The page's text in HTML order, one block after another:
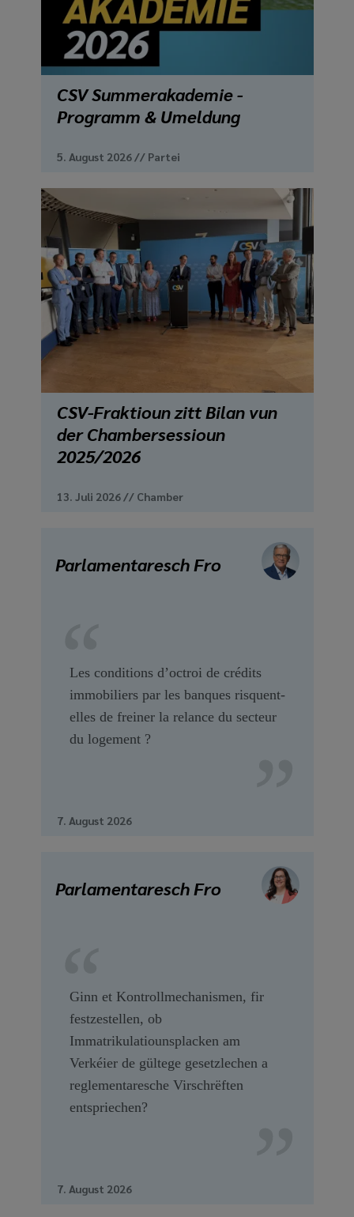
media
links
CSV Summerakademie -
Programm & Umeldung
5. August 2026 // Partei
CSV-Fraktioun zitt Bilan vun
der Chambersessioun
2025/2026
13. Juli 2026 // Chamber
Parlamentaresch Fro
Les conditions d’octroi de crédits
immobiliers par les banques risquent-
elles de freiner la relance du secteur
du logement ?
7. August 2026
Parlamentaresch Fro
Ginn et Kontrollmechanismen, fir
festzestellen, ob
Immatrikulatiounsplacken am
Verkéier de gültege gesetzlechen a
reglementaresche Virschrëften
entspriechen?
7. August 2026